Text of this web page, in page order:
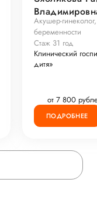
Акушер-
беременности
Стаж 31 год
Клинический
дитя»
от 7 800
ПОДРОБНЕЕ